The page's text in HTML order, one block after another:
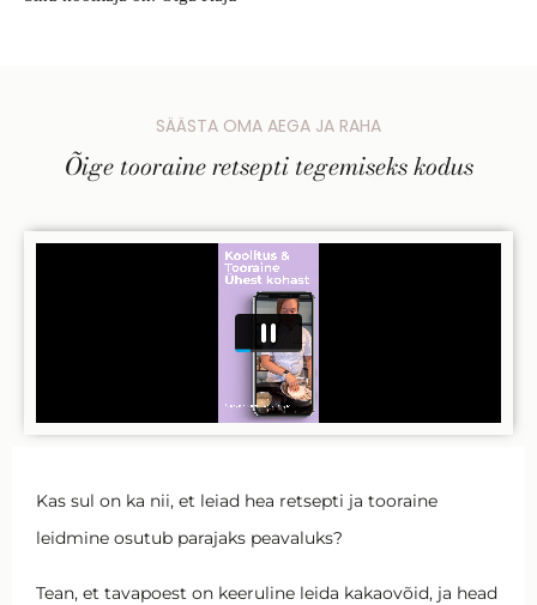
SÄÄSTA OMA AEGA JA RAHA
Õige tooraine retsepti tegemiseks kodus
Kas sul on ka nii, et leiad hea retsepti ja tooraine
leidmine osutub parajaks peavaluks?
Tean, et tavapoest on keeruline leida kakaovõid, ja head